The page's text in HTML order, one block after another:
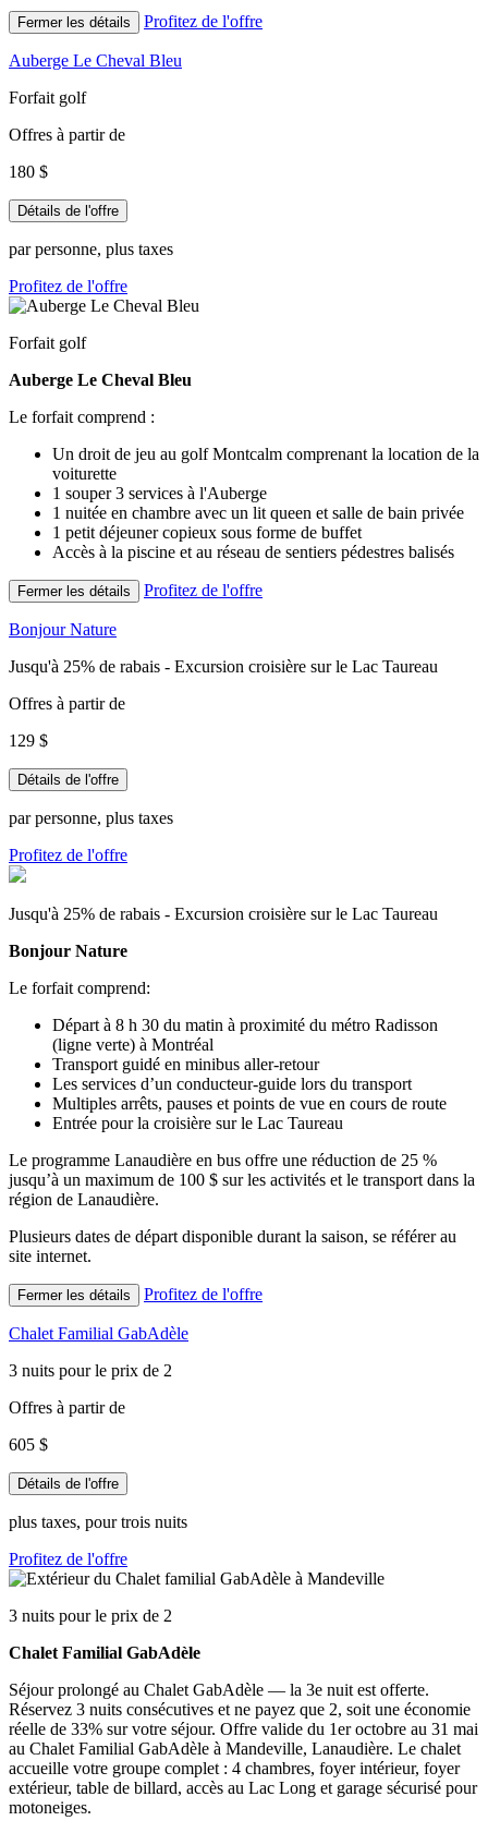
Fermer les détails Profitez de l'offre
Auberge Le Cheval Bleu
Forfait golf
Offres à partir de
180 $
Détails de l'offre
par personne, plus taxes
Profitez de l'offre
Forfait golf
Auberge Le Cheval Bleu
Le forfait comprend :
Un droit de jeu au golf Montcalm comprenant la location de la
voiturette
1 souper 3 services à l'Auberge
1 nuitée en chambre avec un lit queen et salle de bain privée
1 petit déjeuner copieux sous forme de buffet
Accès à la piscine et au réseau de sentiers pédestres balisés
Fermer les détails Profitez de l'offre
Bonjour Nature
Jusqu'à 25% de rabais - Excursion croisière sur le Lac Taureau
Offres à partir de
129 $
Détails de l'offre
par personne, plus taxes
Profitez de l'offre
Jusqu'à 25% de rabais - Excursion croisière sur le Lac Taureau
Bonjour Nature
Le forfait comprend:
Départ à 8 h 30 du matin à proximité du métro Radisson
(ligne verte) à Montréal
Transport guidé en minibus aller-retour
Les services d’un conducteur-guide lors du transport
Multiples arrêts, pauses et points de vue en cours de route
Entrée pour la croisière sur le Lac Taureau
Le programme Lanaudière en bus offre une réduction de 25 %
jusqu’à un maximum de 100 $ sur les activités et le transport dans la
région de Lanaudière.
Plusieurs dates de départ disponible durant la saison, se référer au
site internet.
Fermer les détails Profitez de l'offre
Chalet Familial GabAdèle
3 nuits pour le prix de 2
Offres à partir de
605 $
Détails de l'offre
plus taxes, pour trois nuits
Profitez de l'offre
3 nuits pour le prix de 2
Chalet Familial GabAdèle
Séjour prolongé au Chalet GabAdèle — la 3e nuit est offerte.
Réservez 3 nuits consécutives et ne payez que 2, soit une économie
réelle de 33% sur votre séjour. Offre valide du 1er octobre au 31 mai
au Chalet Familial GabAdèle à Mandeville, Lanaudière. Le chalet
accueille votre groupe complet : 4 chambres, foyer intérieur, foyer
extérieur, table de billard, accès au Lac Long et garage sécurisé pour
motoneiges.